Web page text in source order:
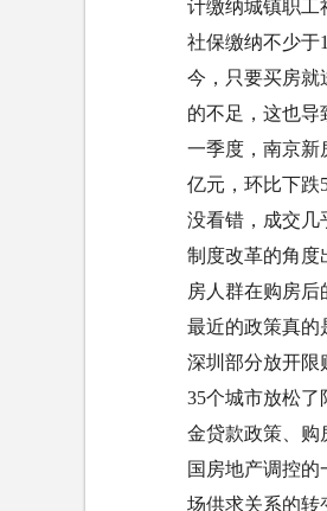
计缴纳城镇职工
社保缴纳不少于
今，只要买房就
的不足，这也
一季度，南京新
亿元，环比下跌
没看错，成交几
制度改革的角度
房人群在购房后
最近的政策真的
深圳部分放开限
35个城市放松了
金贷款政策、购
国房地产调控
场供求关系的转